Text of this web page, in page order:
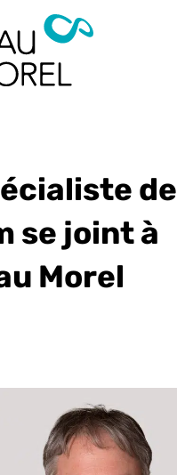
de
se joint à
Morel